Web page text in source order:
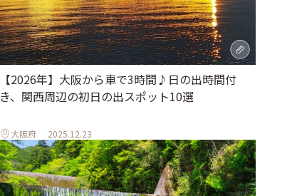
【2026年】大阪から車で3時間♪日の出時間付
き、関西周辺の初日の出スポット10選
大阪府 2025.12.23